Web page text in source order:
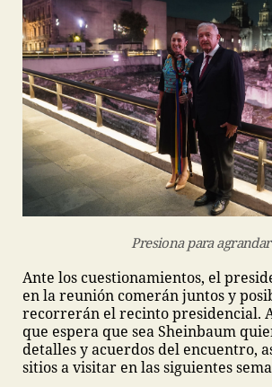
Presiona para agrandar
Ante los cuestionamientos, el
en la reunión comerán juntos y
recorrerán el recinto presidencial.
que espera que sea Sheinbaum
detalles y acuerdos del encuentro,
sitios a visitar en las siguientes